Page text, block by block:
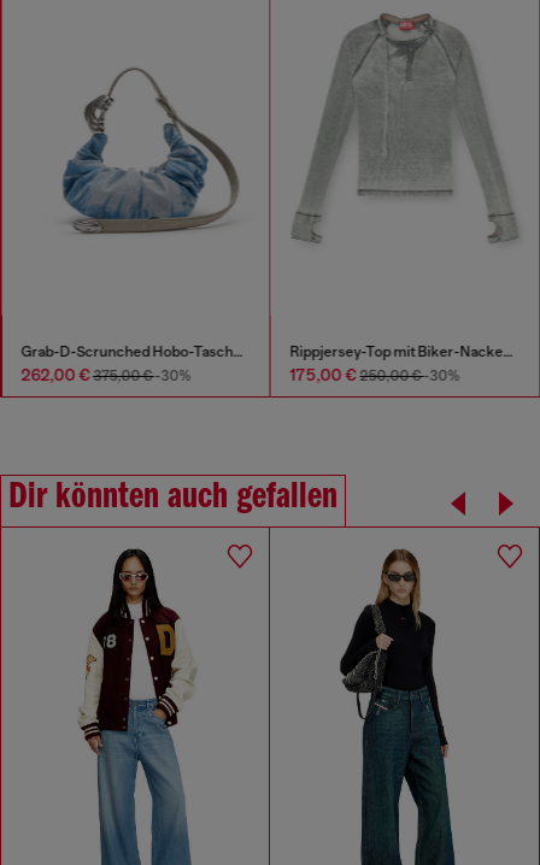
Grab-D-Scrunched Hobo-Tasche aus Satin-Denim
262,00 €375,00 €-30%
Rippjersey-Top mit Biker-Nackenriemen
175,00 €250,00 €-30%
Dir könnten auch gefallen